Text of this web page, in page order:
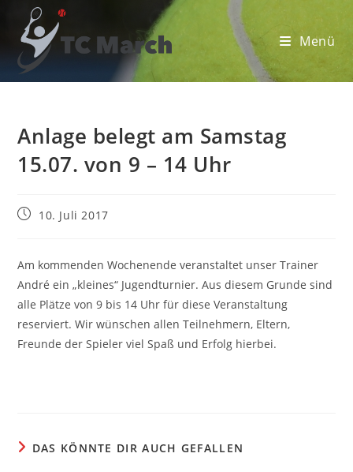
Inhalt
springen
Menü
Anlage belegt am Samstag
15.07. von 9 – 14 Uhr
Beitrag10. Juli 2017
Am kommenden Wochenende veranstaltet unser Trainer
André ein „kleines“ Jugendturnier. Aus diesem Grunde sind
alle Plätze von 9 bis 14 Uhr für diese Veranstaltung
reserviert. Wir wünschen allen Teilnehmern, Eltern,
Freunde der Spieler viel Spaß und Erfolg hierbei.
DAS KÖNNTE DIR AUCH GEFALLEN